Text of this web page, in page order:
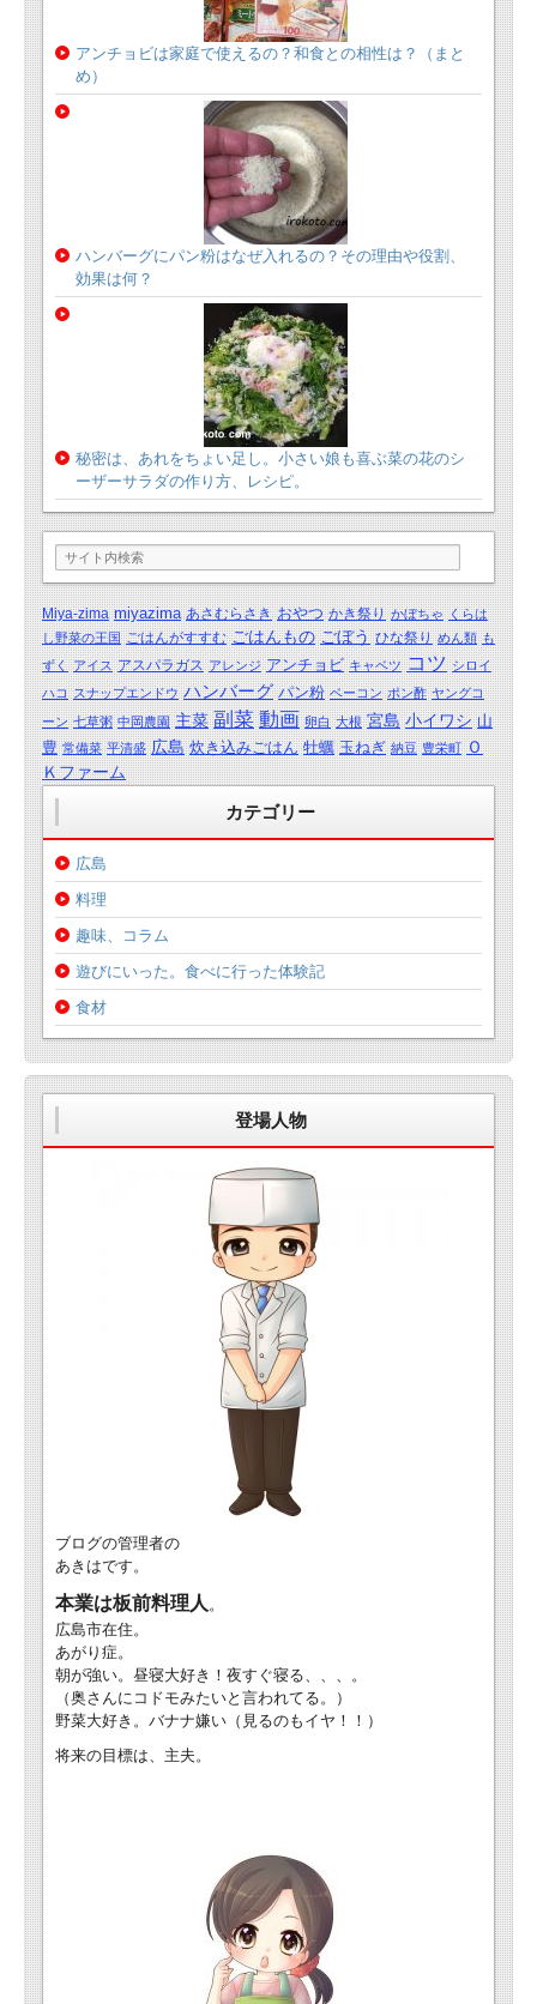
アンチョビは家庭で使えるの？和食との相性は？（まと
め）
ハンバーグにパン粉はなぜ入れるの？その理由や役割、
効果は何？
秘密は、あれをちょい足し。小さい娘も喜ぶ菜の花のシ
ーザーサラダの作り方、レシピ。
Miya-zima miyazima あさむらさき おやつ かき祭り かぼちゃ くらは
し野菜の王国 ごはんがすすむ ごはんもの ごぼう ひな祭り めん類 も
ずく アイス アスパラガス アレンジ アンチョビ キャベツ コツ シロイ
ハコ スナップエンドウ ハンバーグ パン粉 ベーコン ポン酢 ヤングコ
ーン 七草粥 中岡農園 主菜 副菜 動画 卵白 大根 宮島 小イワシ 山
豊 常備菜 平清盛 広島 炊き込みごはん 牡蠣 玉ねぎ 納豆 豊栄町 Ｏ
Ｋファーム
カテゴリー
広島
料理
趣味、コラム
遊びにいった。食べに行った体験記
食材
登場人物
ブログの管理者の
あきはです。
本業は板前料理人 。
広島市在住。
あがり症。
朝が強い。昼寝大好き！夜すぐ寝る、、、。
（奥さんにコドモみたいと言われてる。）
野菜大好き。バナナ嫌い（見るのもイヤ！！）
将来の目標は、主夫。